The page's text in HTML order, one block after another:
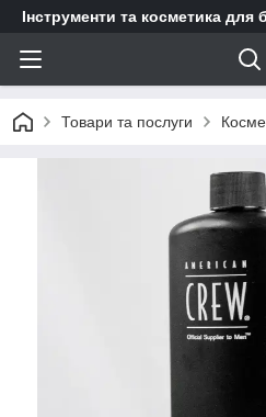
Інструменти та косметика для
Товари та послуги